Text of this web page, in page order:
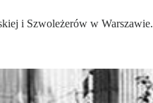
i Szwoleżerów w Warszawie.